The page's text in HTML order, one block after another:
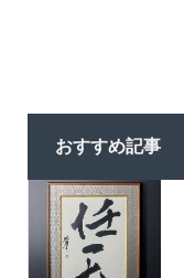
おすすめ記事